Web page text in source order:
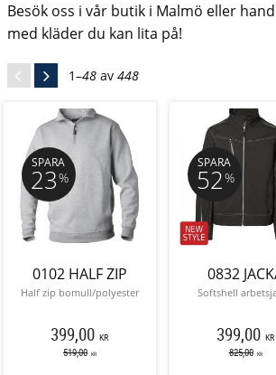
Besök oss i vår butik i Malmö eller
med kläder du kan lita på!
1–48 av448
0102 HALF ZIP
Half zip bomull/polyester
399,00 KR
519,00 KR
SPARA
23%
0832
Softshell
399,00 KR
825,00 KR
SPARA
52%